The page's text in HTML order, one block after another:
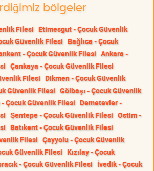
bölgeler
Filesi Etimesgut - Çocuk Güvenlik
Güvenlik Filesi Bağlıca - Çocuk
- Çocuk Güvenlik Filesi Ankara -
Çankaya - Çocuk Güvenlik Filesi
Filesi Dikmen - Çocuk Güvenlik
Güvenlik Filesi Gölbaşı - Çocuk Güvenlik
Çocuk Güvenlik Filesi Demetevler -
Şentepe - Çocuk Güvenlik Filesi Ostim -
Batıkent - Çocuk Güvenlik Filesi
Filesi Çayyolu - Çocuk Güvenlik
Güvenlik Filesi Kızılay - Çocuk
- Çocuk Güvenlik Filesi İvedik - Çocuk